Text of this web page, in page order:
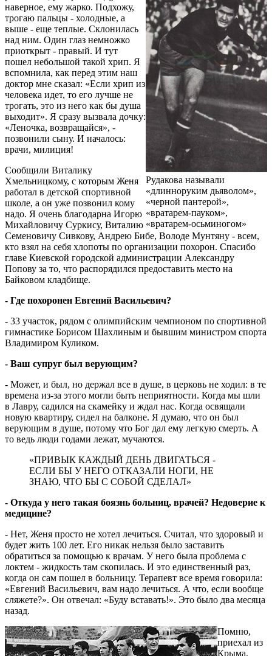
Рудакова называли
«длинноруким дьяволом»,
«черной пантерой»,
«вратарем-пауком»,
«вратарем-осьминогом»
наверное, ему жарко. Подхожу,
трогаю пальцы - холодные, а
выше - еще теплые. Склонилась
над ним. Один глаз немножко
приоткрыт - правый. И тут
пошел неболь­­­­шой такой хрип. Я
вспомнила, как перед этим наш
доктор мне сказал: «Если хрип из
человека идет, то его лучше не
трогать, это из него как бы душа
выходит». Я сразу вызвала дочку:
«Леночка, возвращайся», -
позвонили сыну. И началось:
врачи, милиция!
Сообщили Виталику
Хмельницкому, с которым Женя
работал в детской спортивной
школе, а он уже позвонил кому
надо. Я очень благодарна Игорю
Михайловичу Суркису, Виталию
Семеновичу Сивкову, Андрею Бибе, Володе Мунтяну - всем,
кто взял на себя хлопоты по организации похорон. Спасибо
главе Киевской городской администрации Александру
Попову за то, что распорядился предоставить место на
Байковом кладбище.
- Где похоронен Евгений Васильевич?
- 33 участок, рядом с олимпийским чемпионом по спортивной
гимнастике Борисом Шахлиным и бывшим министром спорта
Владимиром Куликом.
- Ваш супруг был верующим?
- Может, и был, но держал все в душе, в церковь не ходил: в те
времена из-за этого могли быть неприятности. Когда мы шли
в Лавру, садился на скамейку и ждал нас. Когда освящали
новую квартиру, сидел на балконе. Я думаю, что он был
верующим в душе, потому что Бог дал ему легкую смерть. А
то ведь люди годами лежат, мучаются.
«ПРИВЫК КАЖДЫЙ ДЕНЬ ДВИГАТЬСЯ -
ЕСЛИ БЫ У НЕГО ОТКАЗАЛИ НОГИ, НЕ
ЗНАЮ, ЧТО БЫ С СОБОЙ СДЕЛАЛ»
- Откуда у него такая боязнь больниц, врачей? Недоверие к
медицине?
- Нет, Женя просто не хотел лечиться. Считал, что здоровый и
будет жить 100 лет. Его никак нельзя было заставить
обратиться за помощью к врачам. У него была проблема с
локтем - жидкость там скопилась. И это единственный раз,
когда он сам пошел в больницу. Терапевт все время говорила:
«Евгений Васильевич, вам надо лечиться. А что, если вообще
сляжете?». Он отвечал: «Буду вставать!». Это было два месяца
назад.
Помню,
приехал из
Крыма,